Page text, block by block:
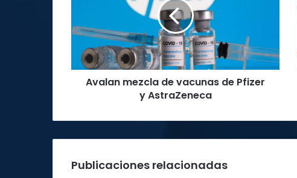
Pfizer
AstraZeneca
Avalan mezcla de vacunas de Pfizer
y AstraZeneca
Publicaciones relacionadas